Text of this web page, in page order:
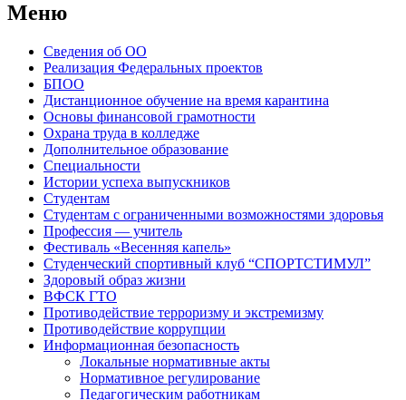
Меню
Сведения об ОО
Реализация Федеральных проектов
БПОО
Дистанционное обучение на время карантина
Основы финансовой грамотности
Охрана труда в колледже
Дополнительное образование
Специальности
Истории успеха выпускников
Студентам
Студентам с ограниченными возможностями здоровья
Профессия — учитель
Фестиваль «Весенняя капель»
Студенческий спортивный клуб “СПОРТСТИМУЛ”
Здоровый образ жизни
ВФСК ГТО
Противодействие терроризму и экстремизму
Противодействие коррупции
Информационная безопасность
Локальные нормативные акты
Нормативное регулирование
Педагогическим работникам